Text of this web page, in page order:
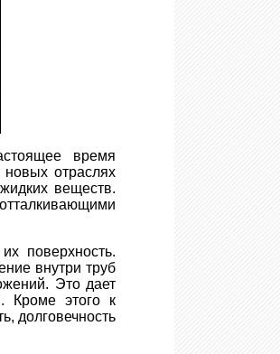
время
отраслях
веществ.
поверхность.
внутри труб
Это дает
Кроме этого к
долговечность